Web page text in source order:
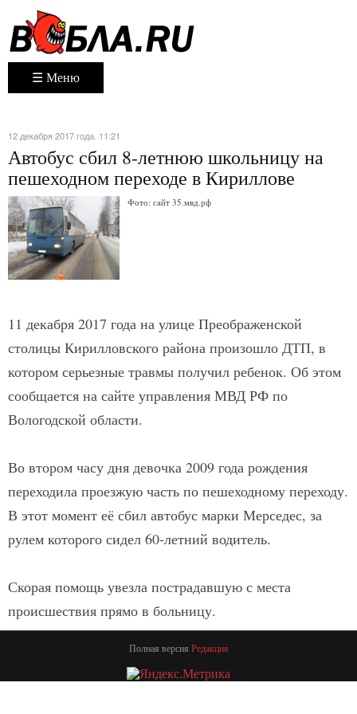
☰ Меню
12 декабря 2017 года. 11:21
Автобус сбил 8-летнюю школьницу на
пешеходном переходе в Кириллове
Фото: сайт 35.мвд.рф
11 декабря 2017 года на улице Преображенской
столицы Кирилловского района произошло ДТП, в
котором серьезные травмы получил ребенок. Об этом
сообщается на сайте управления МВД РФ по
Вологодской области.
Во втором часу дня девочка 2009 года рождения
переходила проезжую часть по пешеходному переходу.
В этот момент её сбил автобус марки Мерседес, за
рулем которого сидел 60-летний водитель.
Скорая помощь увезла пострадавшую с места
происшествия прямо в больницу.
Полная версия Редакция